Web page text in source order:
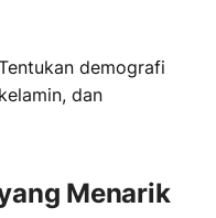
demografi
dan
Menarik